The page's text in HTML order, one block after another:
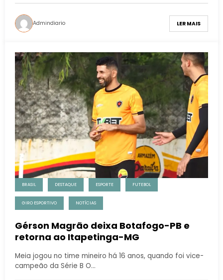
Admindiario LER MAIS
BRASIL DESTAQUE ESPORTE FUTEBOL
GIRO ESPORTIVO NOTÍCIAS
Gérson Magrão deixa Botafogo-PB e
retorna ao Itapetinga-MG
Meia jogou no time mineiro há 16 anos, quando foi vice-
campeão da Série B O…